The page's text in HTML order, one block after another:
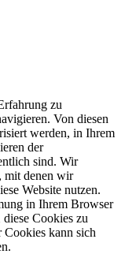
zu
Von diesen
werden, in Ihrem
der
sind. Wir
mit denen wir
Website nutzen.
in Ihrem Browser
Cookies zu
Cookies kann sich